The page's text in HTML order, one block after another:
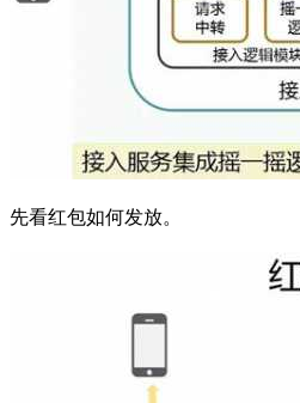
先看红包如何发放。